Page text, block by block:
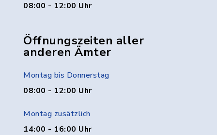
08:00 - 12:00 Uhr
Öffnungszeiten aller
anderen Ämter
Montag bis Donnerstag
08:00 - 12:00 Uhr
Montag zusätzlich
14:00 - 16:00 Uhr